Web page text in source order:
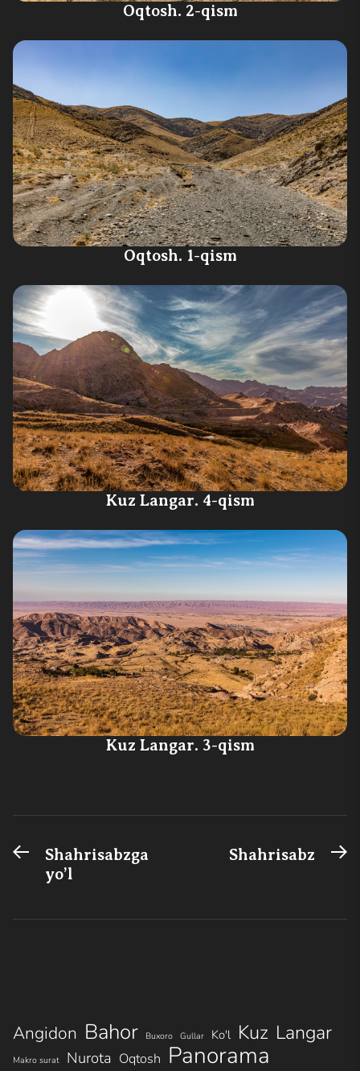
Oqtosh. 2-qism
Oqtosh. 1-qism
Kuz Langar. 4-qism
Kuz Langar. 3-qism
Post
menyusi
PreviousShahrisabzga
yo’l
Shahrisabz
Angidon Bahor Buxoro Gullar Ko'l Kuz Langar
Makro surat Nurota Oqtosh Panorama